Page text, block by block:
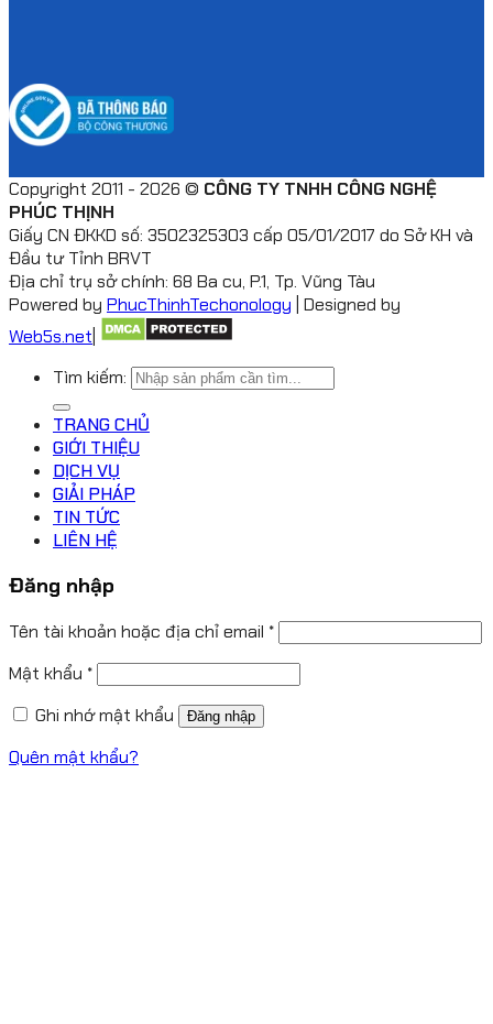
Copyright 2011 - 2026 © CÔNG TY TNHH CÔNG NGHỆ
PHÚC THỊNH
Giấy CN ĐKKD số: 3502325303 cấp 05/01/2017 do Sở KH và
Đầu tư Tỉnh BRVT
Địa chỉ trụ sở chính: 68 Ba cu, P.1, Tp. Vũng Tàu
Powered by PhucThinhTechonology | Designed by
Web5s.net
Tìm kiếm:
TRANG CHỦ
GIỚI THIỆU
DỊCH VỤ
GIẢI PHÁP
TIN TỨC
LIÊN HỆ
Đăng nhập
Tên tài khoản hoặc địa chỉ email *
Mật khẩu *
Ghi nhớ mật khẩu
Đăng nhập
Quên mật khẩu?